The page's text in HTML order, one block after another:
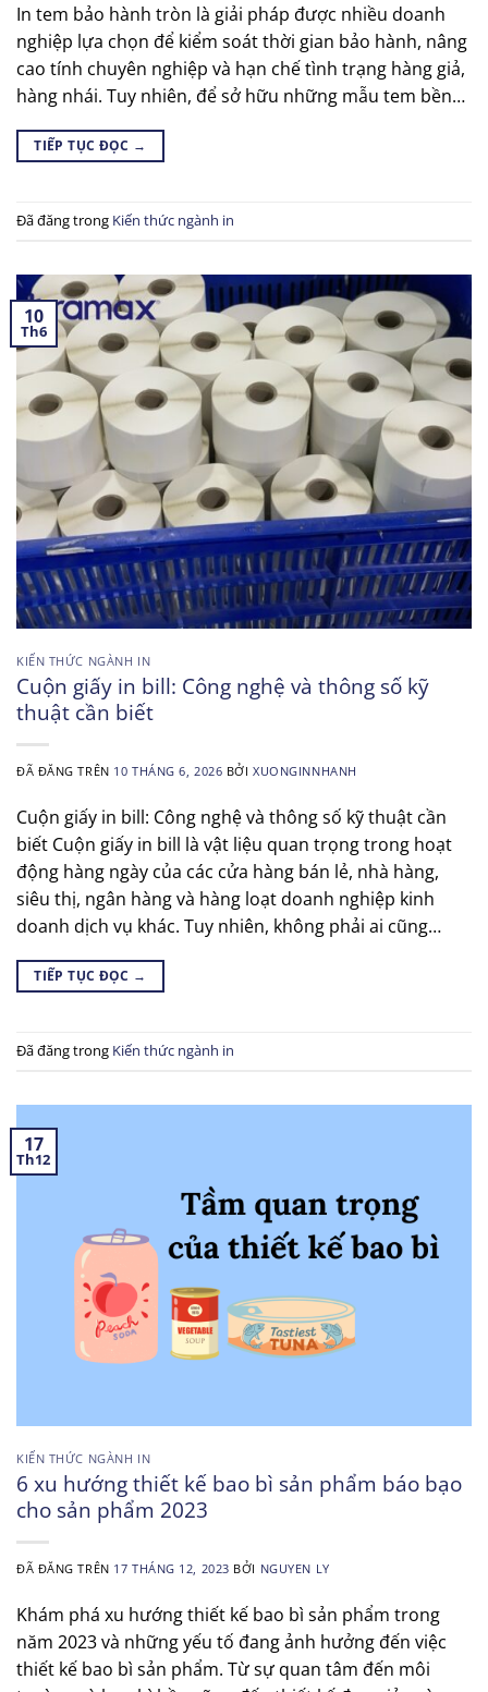
In tem bảo hành tròn là giải pháp được nhiều doanh
nghiệp lựa chọn để kiểm soát thời gian bảo hành, nâng
cao tính chuyên nghiệp và hạn chế tình trạng hàng giả,
hàng nhái. Tuy nhiên, để sở hữu những mẫu tem bền…
TIẾP TỤC ĐỌC →
Đã đăng trong Kiến thức ngành in
10
Th6
KIẾN THỨC NGÀNH IN
Cuộn giấy in bill: Công nghệ và thông số kỹ
thuật cần biết
ĐÃ ĐĂNG TRÊN 10 THÁNG 6, 2026 BỞIXUONGINNHANH
Cuộn giấy in bill: Công nghệ và thông số kỹ thuật cần
biết Cuộn giấy in bill là vật liệu quan trọng trong hoạt
động hàng ngày của các cửa hàng bán lẻ, nhà hàng,
siêu thị, ngân hàng và hàng loạt doanh nghiệp kinh
doanh dịch vụ khác. Tuy nhiên, không phải ai cũng…
TIẾP TỤC ĐỌC →
Đã đăng trong Kiến thức ngành in
17
Th12
KIẾN THỨC NGÀNH IN
6 xu hướng thiết kế bao bì sản phẩm báo bạo
cho sản phẩm 2023
ĐÃ ĐĂNG TRÊN 17 THÁNG 12, 2023 BỞI NGUYEN LY
Khám phá xu hướng thiết kế bao bì sản phẩm trong
năm 2023 và những yếu tố đang ảnh hưởng đến việc
thiết kế bao bì sản phẩm. Từ sự quan tâm đến môi